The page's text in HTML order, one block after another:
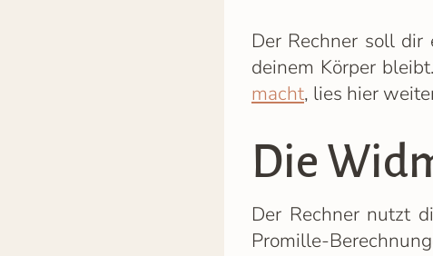
Der Rechner soll
deinem Körper
macht, lies hier
Die
Der Rechner nutzt
Promille-